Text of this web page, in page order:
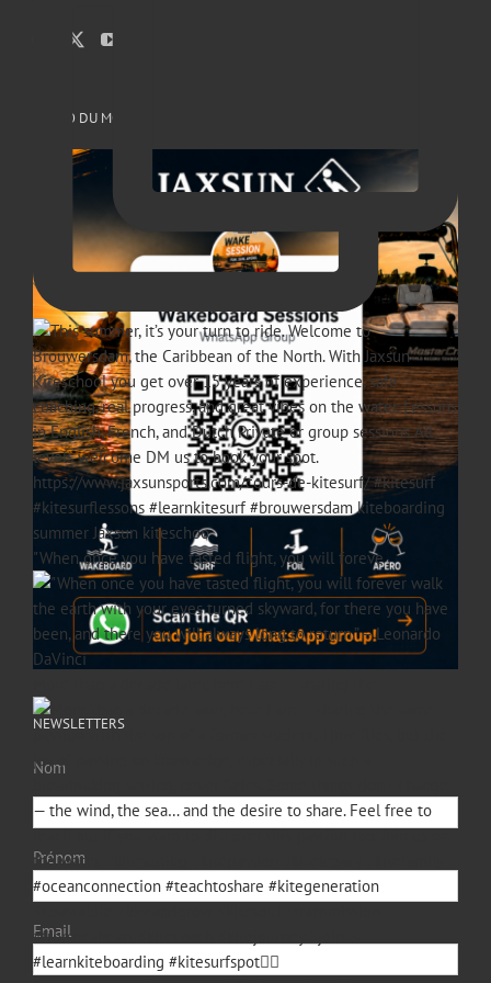
"When once you have tasted flight, you will foreve
PHOTO DU MOIS
NEWSLETTERS
Nom
Prénom
Email